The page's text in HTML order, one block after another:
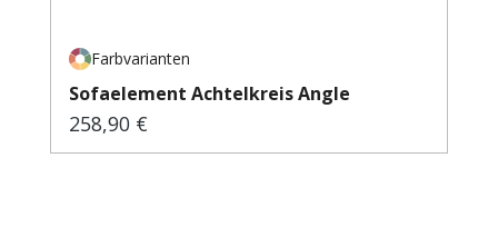
Farbvarianten
Sofaelement Achtelkreis Angle
Regulärer Preis:
258,90 €